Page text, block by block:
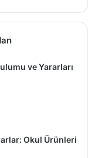
ve Yararları
Okul Ürünleri